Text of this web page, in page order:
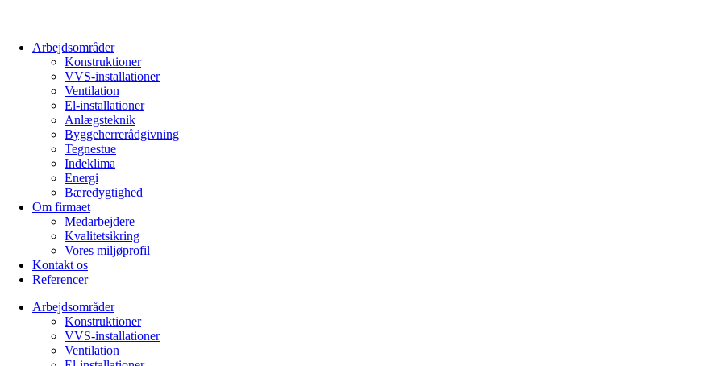
Arbejdsområder
Konstruktioner
VVS-installationer
Ventilation
El-installationer
Anlægsteknik
Byggeherrerådgivning
Tegnestue
Indeklima
Energi
Bæredygtighed
Om firmaet
Medarbejdere
Kvalitetsikring
Vores miljøprofil
Kontakt os
Referencer
Arbejdsområder
Konstruktioner
VVS-installationer
Ventilation